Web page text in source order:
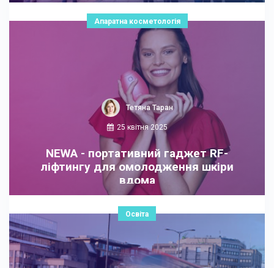
Апаратна косметологія
Тетяна Таран
25 квітня 2025
NEWA - портативний гаджет RF-
ліфтингу для омолодження шкіри
вдома
Освіта